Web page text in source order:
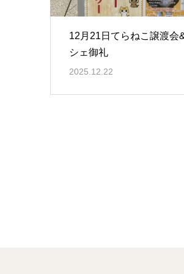
12月21日てらねこ譲渡会
シェ御礼
2025.12.22